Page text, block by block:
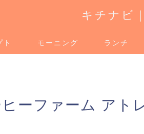
キチナビ
ト モーニング ランチ
ーファーム アト